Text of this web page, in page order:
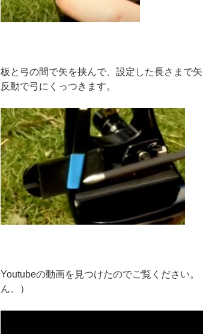
板と弓の間で矢を挟んで、設定した長さまで
反動で弓にくっつきます。
Youtubeの動画を見つけたのでご覧ください
ん。）